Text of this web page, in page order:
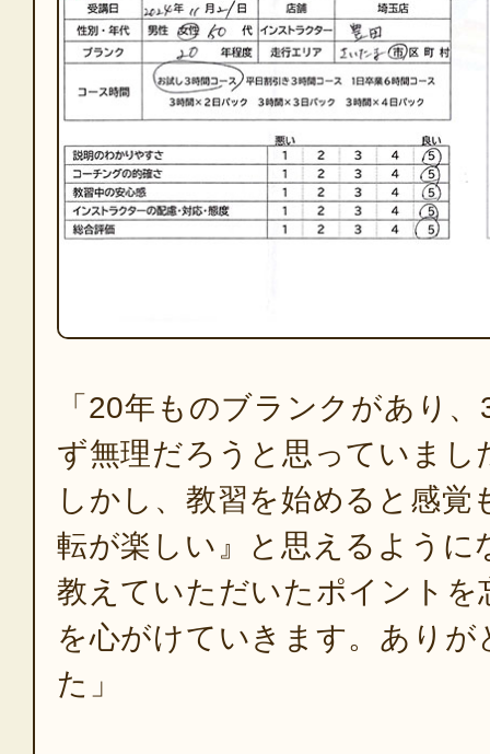
「20年ものブランクがあり
ず無理だろうと思っていまし
しかし、教習を始めると感覚
転が楽しい』と思えるように
教えていただいたポイントを
を心がけていきます。あり
た」